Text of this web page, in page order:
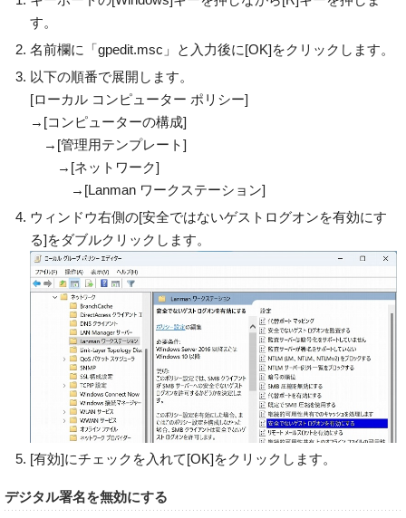
す。
名前欄に「gpedit.msc」と入力後に[OK]をクリックします。
以下の順番で展開します。
[ローカル コンピューター ポリシー]
→[コンピューターの構成]
→[管理用テンプレート]
→[ネットワーク]
→[Lanman ワークステーション]
ウィンドウ右側の[安全ではないゲストログオンを有効にす
る]をダブルクリックします。
[有効]にチェックを入れて[OK]をクリックします。
デジタル署名を無効にする